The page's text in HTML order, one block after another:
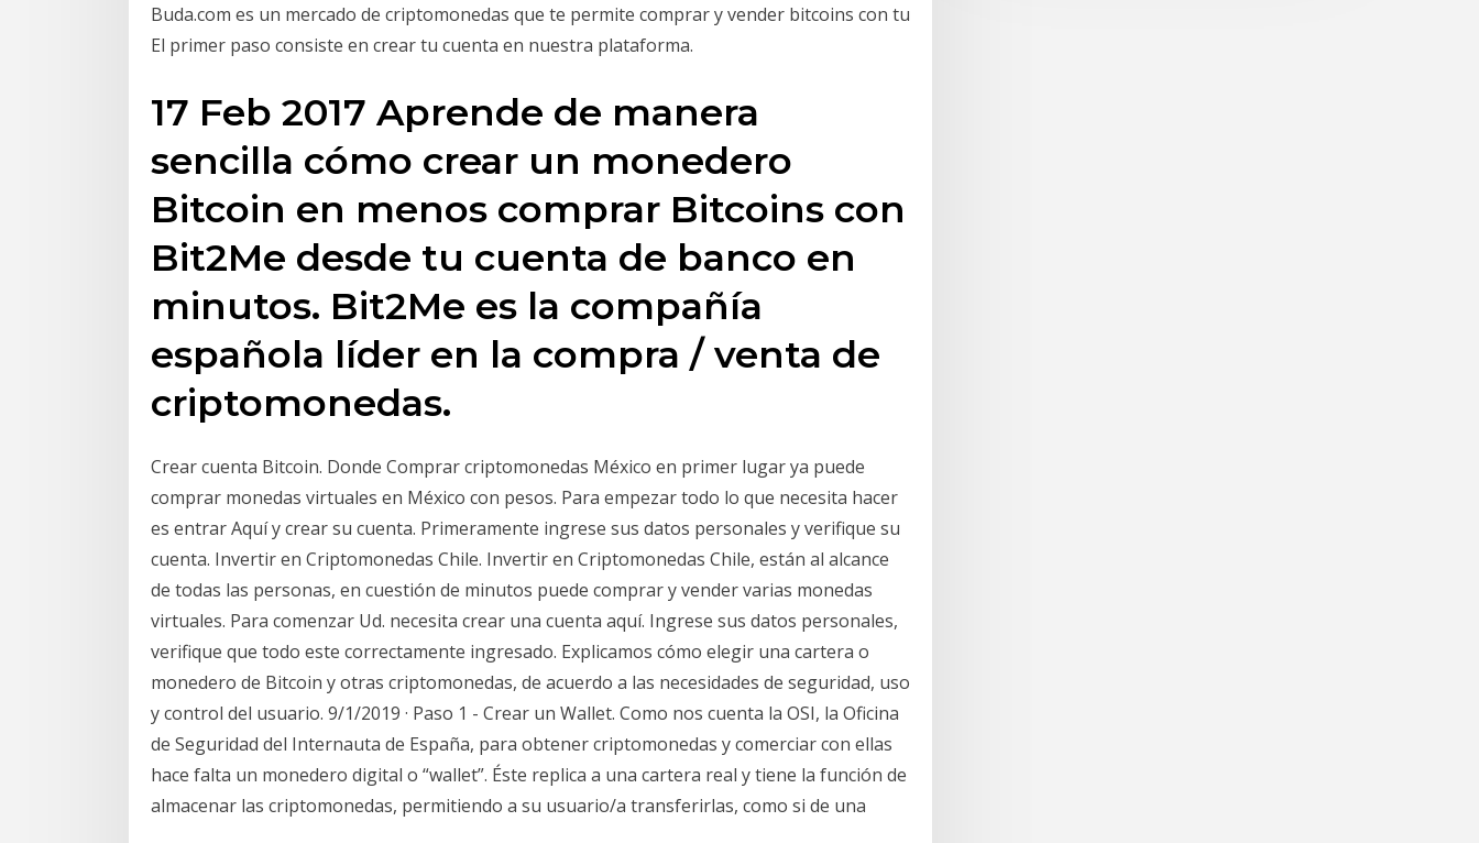
Buda.com es un mercado de criptomonedas que te permite comprar y vender bitcoins con tu
El primer paso consiste en crear tu cuenta en nuestra plataforma.
17 Feb 2017 Aprende de manera
sencilla cómo crear un monedero
Bitcoin en menos comprar Bitcoins con
Bit2Me desde tu cuenta de banco en
minutos. Bit2Me es la compañía
española líder en la compra / venta de
criptomonedas.
Crear cuenta Bitcoin. Donde Comprar criptomonedas México en primer lugar ya puede
comprar monedas virtuales en México con pesos. Para empezar todo lo que necesita hacer
es entrar Aquí y crear su cuenta. Primeramente ingrese sus datos personales y verifique su
cuenta. Invertir en Criptomonedas Chile. Invertir en Criptomonedas Chile, están al alcance
de todas las personas, en cuestión de minutos puede comprar y vender varias monedas
virtuales. Para comenzar Ud. necesita crear una cuenta aquí. Ingrese sus datos personales,
verifique que todo este correctamente ingresado. Explicamos cómo elegir una cartera o
monedero de Bitcoin y otras criptomonedas, de acuerdo a las necesidades de seguridad, uso
y control del usuario. 9/1/2019 · Paso 1 - Crear un Wallet. Como nos cuenta la OSI, la Oficina
de Seguridad del Internauta de España, para obtener criptomonedas y comerciar con ellas
hace falta un monedero digital o “wallet”. Éste replica a una cartera real y tiene la función de
almacenar las criptomonedas, permitiendo a su usuario/a transferirlas, como si de una